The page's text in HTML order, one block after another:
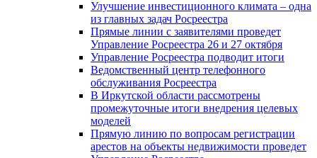
Улучшение инвестиционного климата – одна
из главных задач Росреестра
Прямые линии с заявителями проведет
Управление Росреестра 26 и 27 октября
Управление Росреестра подводит итоги
Ведомственный центр телефонного
обслуживания Росреестра
В Иркутской области рассмотрены
промежуточные итоги внедрения целевых
моделей
Прямую линию по вопросам регистрации
арестов на объекты недвижимости проведет